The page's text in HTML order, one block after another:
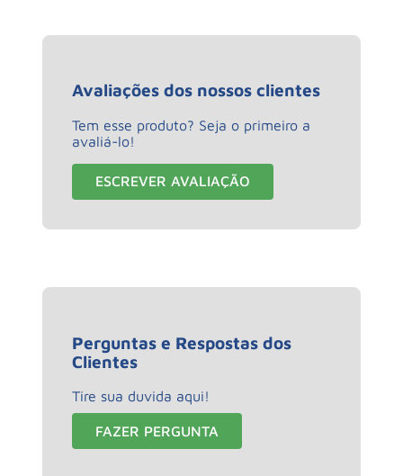
Avaliações dos nossos clientes
Tem esse produto? Seja o primeiro a
avaliá-lo!
ESCREVER AVALIAÇÃO
Perguntas e Respostas dos
Clientes
Tire sua duvida aqui!
FAZER PERGUNTA